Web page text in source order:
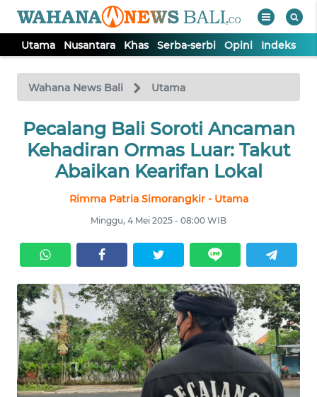
Utama Nusantara Khas Serba-serbi Opini Indeks
Wahana News Bali Utama
Pecalang Bali Soroti Ancaman
Kehadiran Ormas Luar: Takut
Abaikan Kearifan Lokal
Rimma Patria Simorangkir - Utama
Minggu, 4 Mei 2025 - 08:00 WIB
TV
Tutup
UTAMA
NUSANTARA
SERBA-
SERBI
OPINI
Informasi
INDEKS
BERITA